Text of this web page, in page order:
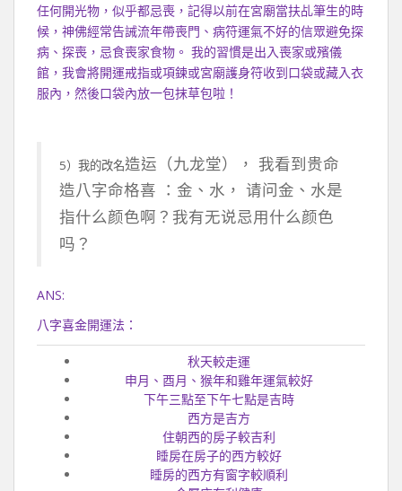
任何開光物，似乎都忌喪，記得以前在宮廟當扶乩筆生的時
候，神佛經常告誡流年帶喪門、病符運氣不好的信眾避免探
病、探喪，忌食喪家食物。 我的習慣是出入喪家或殯儀
館，我會將開運戒指或項鍊或宮廟護身符收到口袋或藏入衣
服內，然後口袋內放一包抹草包啦！
5）我的改名造运（九龙堂）， 我看到贵命
造八字命格喜 ：金、水， 请问金、水是
指什么颜色啊？我有无说忌用什么颜色
吗？
ANS:
八字喜金開運法：
秋天較走運
申月、酉月、猴年和雞年運氣較好
下午三點至下午七點是吉時
西方是吉方
住朝西的房子較吉利
睡房在房子的西方較好
睡房的西方有窗字較順利